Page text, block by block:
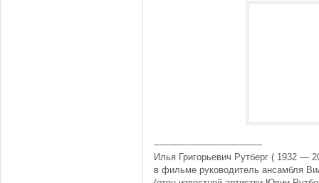
--------------------------------------
Илья Григорьевич Рутберг ( 1932 —
в фильме руководитель ансамбля